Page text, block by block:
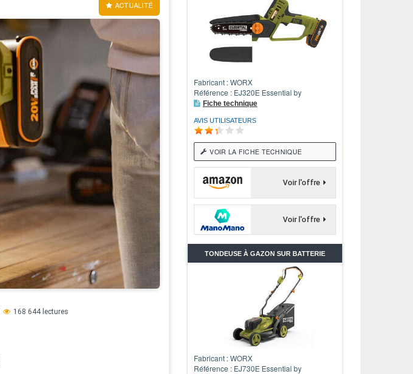
ACTUALITÉ
168 644 lectures
Fabricant : WORX
Référence : EJ320E Essential by
Fiche technique
AVIS UTILISATEURS
VOIR LA FICHE TECHNIQUE
Voir l'offre
Voir l'offre
TONDEUSE À GAZON SUR BATTERIE
Fabricant : WORX
Référence : EJ730E Essential by